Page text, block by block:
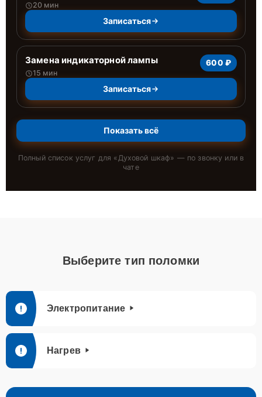
20 мин
Записаться
Замена индикаторной лампы
15 мин
600 ₽
Записаться
Показать всё
Полный список услуг для «Духовой шкаф» — по звонку или в
чате
Выберите тип поломки
Электропитание
Нагрев